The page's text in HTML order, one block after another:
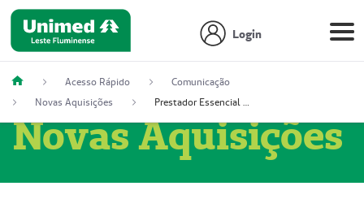
Login
Acesso Rápido
Comunicação
Novas Aquisições
Prestador Essencial Gestão em Saúde Ereli (51004354-7)
Novas Aquisições